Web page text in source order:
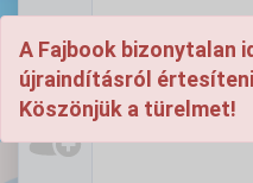
A Fajbook bizonytalan
újraindításról
Köszönjük a türelmet!